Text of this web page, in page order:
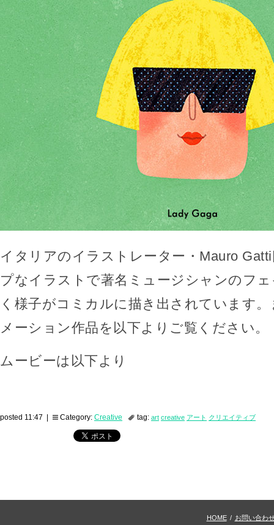
イタリアのイラストレーター・Mauro
プなイラストで著名ミュージシャンのフ
く様子がコミカルに描き出されています
メーション作品を以下よりご覧ください。
ムービーは以下より
posted 11:47 | Category: Creative tag: art creative アート クリエイティブ
HOME / お問い合わ